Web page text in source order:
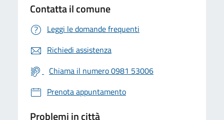
Contatta il comune
Leggi le domande frequenti
Richiedi assistenza
Chiama il numero 0981 53006
Prenota appuntamento
Problemi in città